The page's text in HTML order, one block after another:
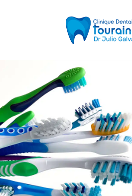
Servicios
Equipo
Informaciones
Contacto